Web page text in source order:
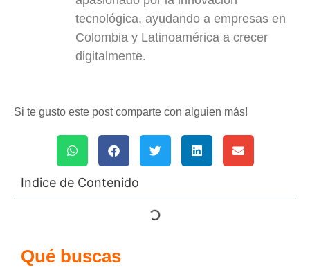
tecnológica, ayudando a empresas en
Colombia y Latinoamérica a crecer
digitalmente.
Si te gusto este post comparte con alguien más!
Indice de Contenido
Qué buscas